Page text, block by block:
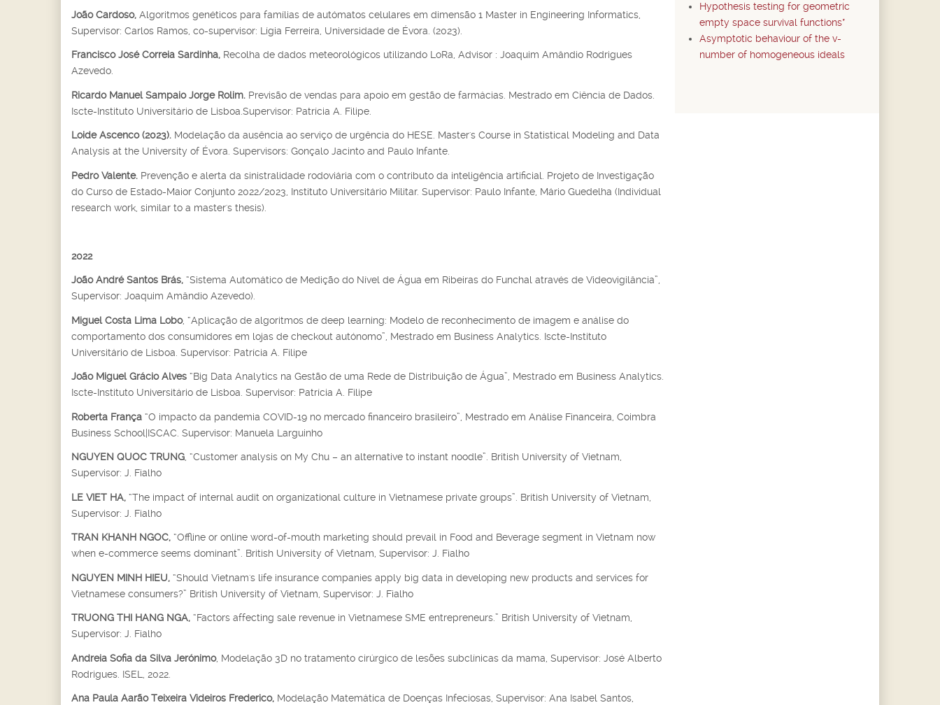
João Cardoso, Algoritmos genéticos para famílias de autómatos celulares em dimensão 1 Master in Engineering Informatics,
Supervisor: Carlos Ramos, co-supervisor: Lígia Ferreira, Universidade de Évora. (2023).
Francisco José Correia Sardinha, Recolha de dados meteorológicos utilizando LoRa, Advisor : Joaquim Amândio Rodrigues
Azevedo.
Ricardo Manuel Sampaio Jorge Rolim. Previsão de vendas para apoio em gestão de farmácias. Mestrado em Ciência de Dados.
Iscte-Instituto Universitário de Lisboa.Supervisor: Patrícia A. Filipe.
Loide Ascenco (2023). Modelação da ausência ao serviço de urgência do HESE. Master's Course in Statistical Modeling and Data
Analysis at the University of Évora. Supervisors: Gonçalo Jacinto and Paulo Infante.
Pedro Valente. Prevenção e alerta da sinistralidade rodoviária com o contributo da inteligência artificial. Projeto de Investigação
do Curso de Estado-Maior Conjunto 2022/2023, Instituto Universitário Militar. Supervisor: Paulo Infante, Mário Guedelha (Individual
research work, similar to a master's thesis).
2022
João André Santos Brás, “Sistema Automático de Medição do Nível de Água em Ribeiras do Funchal através de Videovigilância”,
Supervisor: Joaquim Amândio Azevedo).
Miguel Costa Lima Lobo, “Aplicação de algoritmos de deep learning: Modelo de reconhecimento de imagem e análise do
comportamento dos consumidores em lojas de checkout autónomo”, Mestrado em Business Analytics. Iscte-Instituto
Universitário de Lisboa. Supervisor: Patrícia A. Filipe
João Miguel Grácio Alves “Big Data Analytics na Gestão de uma Rede de Distribuição de Água”, Mestrado em Business Analytics.
Iscte-Instituto Universitário de Lisboa. Supervisor: Patrícia A. Filipe
Roberta França “O impacto da pandemia COVID-19 no mercado financeiro brasileiro”, Mestrado em Análise Financeira, Coimbra
Business School|ISCAC. Supervisor: Manuela Larguinho
NGUYEN QUOC TRUNG , “Customer analysis on My Chu – an alternative to instant noodle”. British University of Vietnam,
Supervisor: J. Fialho
LE VIET HA, “The impact of internal audit on organizational culture in Vietnamese private groups”. British University of Vietnam,
Supervisor: J. Fialho
TRAN KHANH NGOC, “Offline or online word-of-mouth marketing should prevail in Food and Beverage segment in Vietnam now
when e-commerce seems dominant”. British University of Vietnam, Supervisor: J. Fialho
NGUYEN MINH HIEU, “Should Vietnam's life insurance companies apply big data in developing new products and services for
Vietnamese consumers?” British University of Vietnam, Supervisor: J. Fialho
TRUONG THI HANG NGA, “Factors affecting sale revenue in Vietnamese SME entrepreneurs.” British University of Vietnam,
Supervisor: J. Fialho
Andreia Sofia da Silva Jerónimo, Modelação 3D no tratamento cirúrgico de lesões subclínicas da mama, Supervisor: José Alberto
Rodrigues. ISEL, 2022.
Ana Paula Aarão Teixeira Videiros Frederico, Modelação Matemática de Doenças Infeciosas, Supervisor: Ana Isabel Santos,
Hypothesis testing for geometric
empty space survival functions*
Asymptotic behaviour of the v-
number of homogeneous ideals